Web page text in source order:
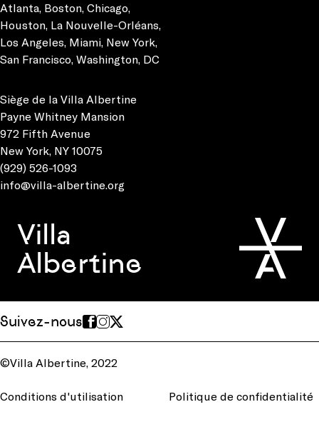
Atlanta, Boston, Chicago,
Houston, La Nouvelle-Orléans,
Los Angeles, Miami, New York,
San Francisco, Washington, DC
Siège de la Villa Albertine
Payne Whitney Mansion
972 Fifth Avenue
New York, NY 10075
(929) 526-1093
info@villa-albertine.org
Villa
Albertine
Suivez-nous
©Villa Albertine, 2022
Conditions d'utilisation Politique de confidentialité